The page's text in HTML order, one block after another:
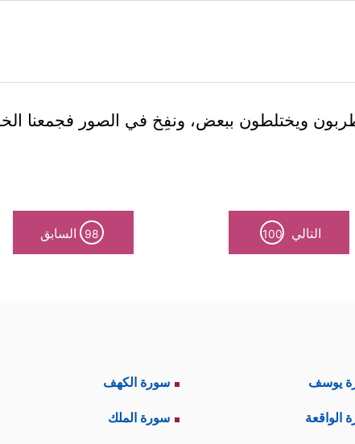
ويختلطون ببعض، ونفِخ في الصور فجمعنا
التالي 100
98 السابق
يوسف سورة الكهف
الواقعة سورة الملك